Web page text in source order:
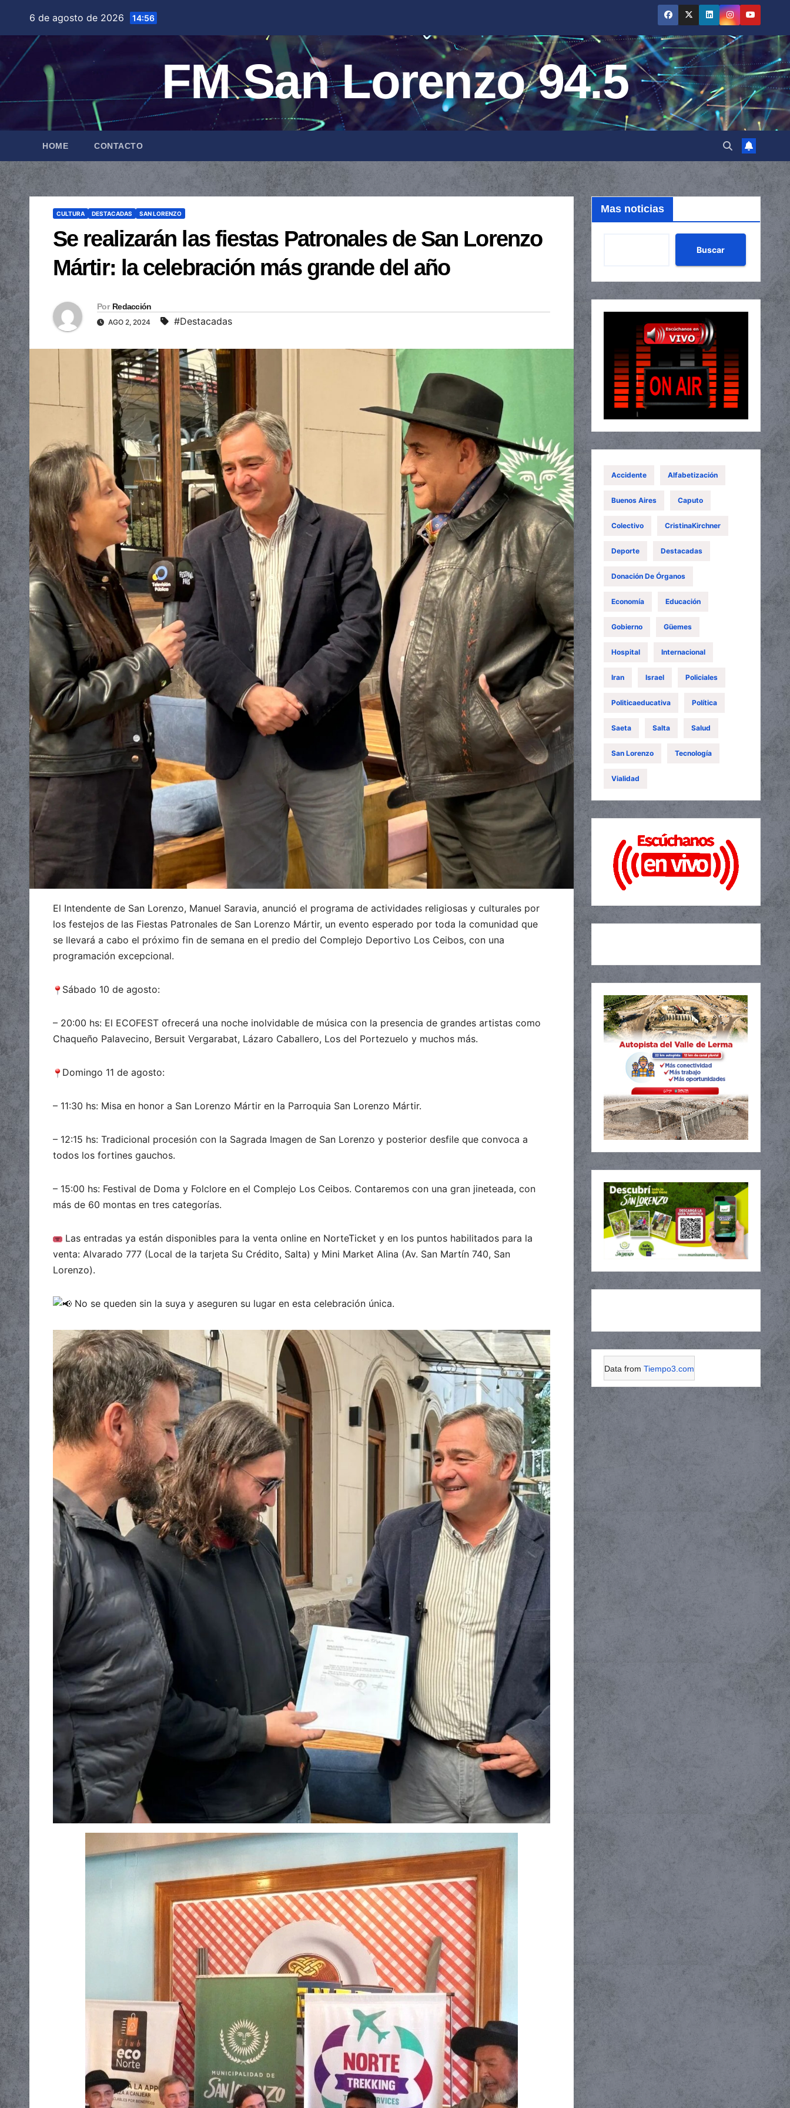
contenido
6 de agosto de 2026 14:56
FM San Lorenzo 94.5
HOME CONTACTO
CULTURA DESTACADAS SAN LORENZO
Se realizarán las fiestas Patronales de San Lorenzo
Mártir: la celebración más grande del año
Por Redacción
AGO 2, 2024 #Destacadas
El Intendente de San Lorenzo, Manuel Saravia, anunció el programa de actividades religiosas y culturales por
los festejos de las Fiestas Patronales de San Lorenzo Mártir, un evento esperado por toda la comunidad que
se llevará a cabo el próximo fin de semana en el predio del Complejo Deportivo Los Ceibos, con una
programación excepcional.
Sábado 10 de agosto:
– 20:00 hs: El ECOFEST ofrecerá una noche inolvidable de música con la presencia de grandes artistas como
Chaqueño Palavecino, Bersuit Vergarabat, Lázaro Caballero, Los del Portezuelo y muchos más.
Domingo 11 de agosto:
– 11:30 hs: Misa en honor a San Lorenzo Mártir en la Parroquia San Lorenzo Mártir.
– 12:15 hs: Tradicional procesión con la Sagrada Imagen de San Lorenzo y posterior desfile que convoca a
todos los fortines gauchos.
– 15:00 hs: Festival de Doma y Folclore en el Complejo Los Ceibos. Contaremos con una gran jineteada, con
más de 60 montas en tres categorías.
Las entradas ya están disponibles para la venta online en NorteTicket y en los puntos habilitados para la
venta: Alvarado 777 (Local de la tarjeta Su Crédito, Salta) y Mini Market Alina (Av. San Martín 740, San
Lorenzo).
No se queden sin la suya y aseguren su lugar en esta celebración única.
Mas noticias
Buscar
Accidente Alfabetización
Buenos Aires Caputo
Colectivo CristinaKirchner
Deporte Destacadas
Donación De Órganos
Economía Educación
Gobierno Güemes
Hospital Internacional
Iran Israel Policiales
Politicaeducativa Política
Saeta Salta Salud
San Lorenzo Tecnología
Vialidad
Data from Tiempo3.com